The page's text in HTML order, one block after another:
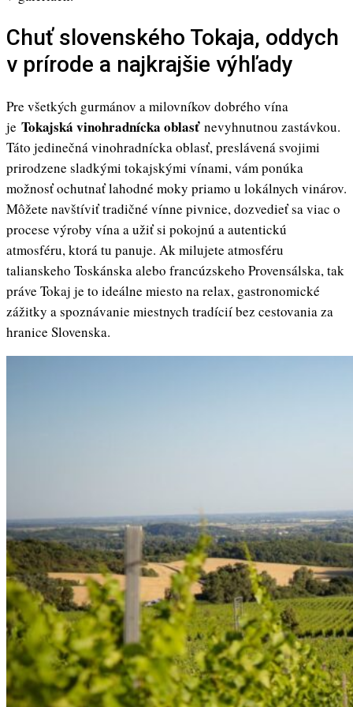
Chuť slovenského Tokaja, oddych
v prírode a najkrajšie výhľady
Pre všetkých gurmánov a milovníkov dobrého vína
je Tokajská vinohradnícka oblasť nevyhnutnou zastávkou.
Táto jedinečná vinohradnícka oblasť, preslávená svojimi
prirodzene sladkými tokajskými vínami, vám ponúka
možnosť ochutnať lahodné moky priamo u lokálnych vinárov.
Môžete navštíviť tradičné vínne pivnice, dozvedieť sa viac o
procese výroby vína a užiť si pokojnú a autentickú
atmosféru, ktorá tu panuje. Ak milujete atmosféru
talianskeho Toskánska alebo francúzskeho Provensálska, tak
práve Tokaj je to ideálne miesto na relax, gastronomické
zážitky a spoznávanie miestnych tradícií bez cestovania za
hranice Slovenska.